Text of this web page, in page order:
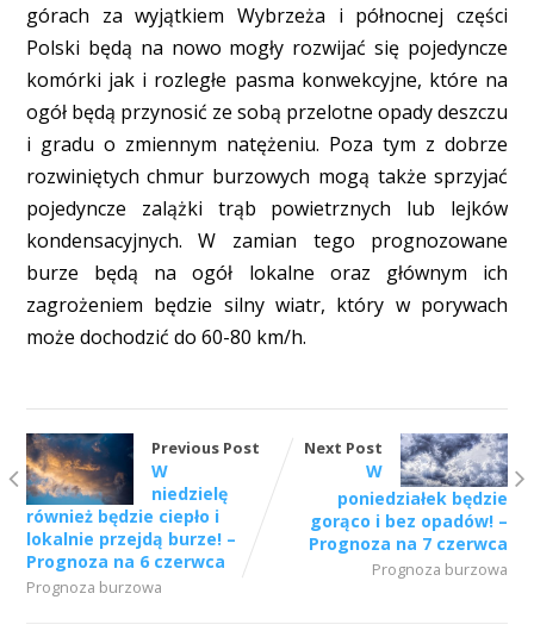
górach za wyjątkiem Wybrzeża i północnej części
Polski będą na nowo mogły rozwijać się pojedyncze
komórki jak i rozległe pasma konwekcyjne, które na
ogół będą przynosić ze sobą przelotne opady deszczu
i gradu o zmiennym natężeniu. Poza tym z dobrze
rozwiniętych chmur burzowych mogą także sprzyjać
pojedyncze zalążki trąb powietrznych lub lejków
kondensacyjnych. W zamian tego prognozowane
burze będą na ogół lokalne oraz głównym ich
zagrożeniem będzie silny wiatr, który w porywach
może dochodzić do 60-80 km/h.
Previous Post
W
niedzielę
również będzie ciepło i
lokalnie przejdą burze! –
Prognoza na 6 czerwca
Prognoza burzowa
Next Post
W
poniedziałek będzie
gorąco i bez opadów! –
Prognoza na 7 czerwca
Prognoza burzowa